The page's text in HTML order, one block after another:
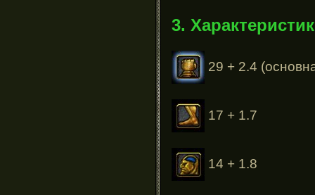
3.
29 + 2.4
17 + 1.7
14 + 1.8